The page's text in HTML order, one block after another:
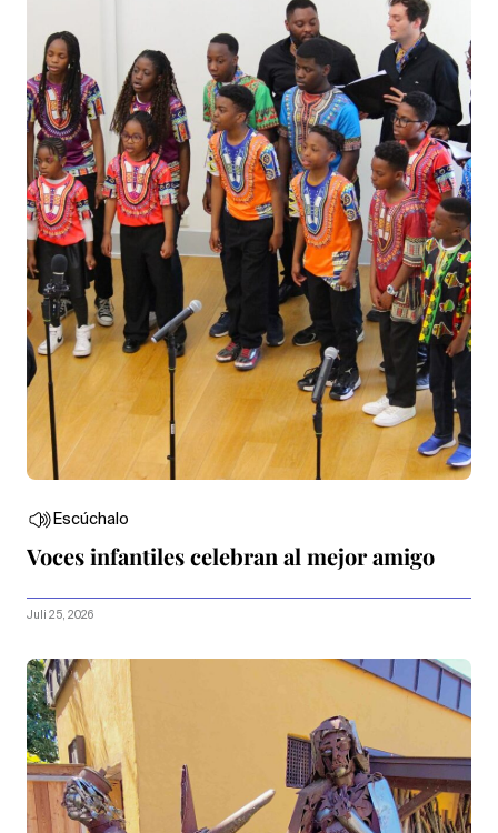
Escúchalo
Voces infantiles celebran al mejor amigo
Juli 25, 2026